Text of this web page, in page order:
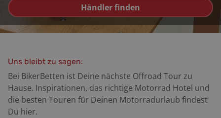
Händler finden
Uns bleibt zu sagen:
Bei BikerBetten ist Deine nächste Offroad Tour zu
Hause. Inspirationen, das richtige Motorrad Hotel und
die besten Touren für Deinen Motorradurlaub findest
Du hier.